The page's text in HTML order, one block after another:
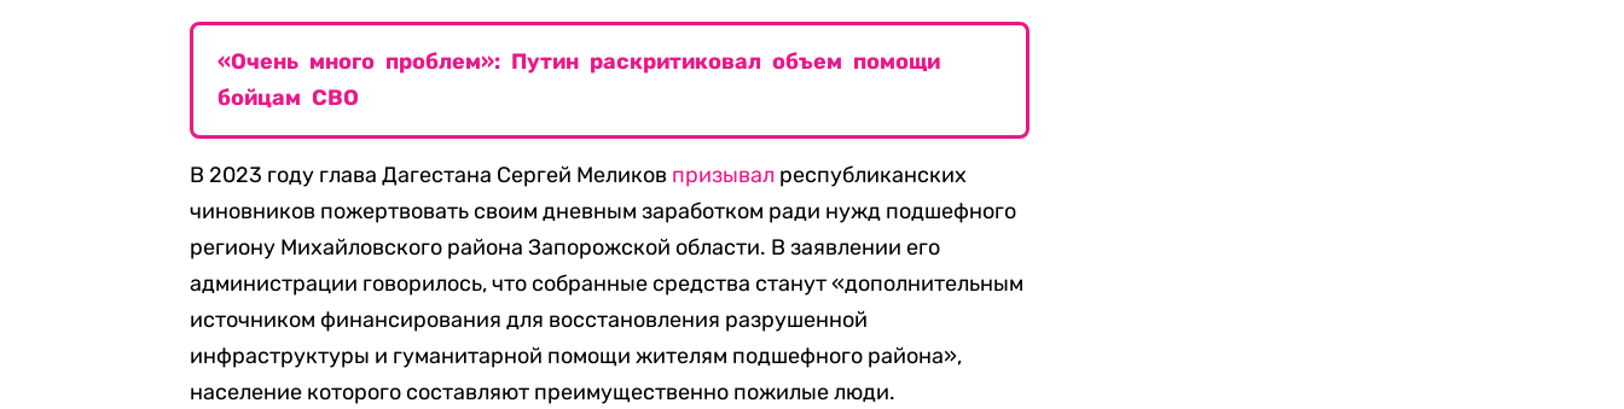
«Очень много проблем»: Путин раскритиковал объем помощи
бойцам СВО
В 2023 году глава Дагестана Сергей Меликов призывал республиканских
чиновников пожертвовать своим дневным заработком ради нужд подшефного
региону Михайловского района Запорожской области. В заявлении его
администрации говорилось, что собранные средства станут «дополнительным
источником финансирования для восстановления разрушенной
инфраструктуры и гуманитарной помощи жителям подшефного района»,
население которого составляют преимущественно пожилые люди.